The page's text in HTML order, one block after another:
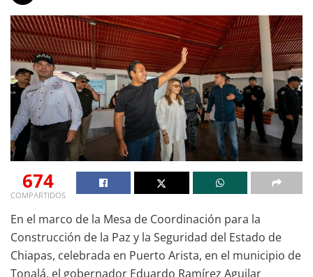
674
COMPARTIDOS
En el marco de la Mesa de Coordinación para la
Construcción de la Paz y la Seguridad del Estado de
Chiapas, celebrada en Puerto Arista, en el municipio de
Tonalá, el gobernador Eduardo Ramírez Aguilar